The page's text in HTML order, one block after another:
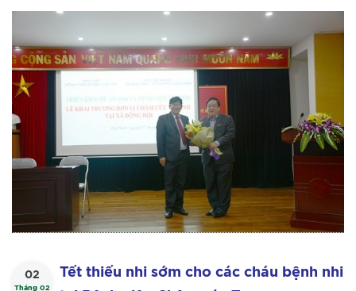
Anh – TP. Hà Nội
02
Tháng 02
Tết thiếu nhi sớm cho các cháu bệnh nhi